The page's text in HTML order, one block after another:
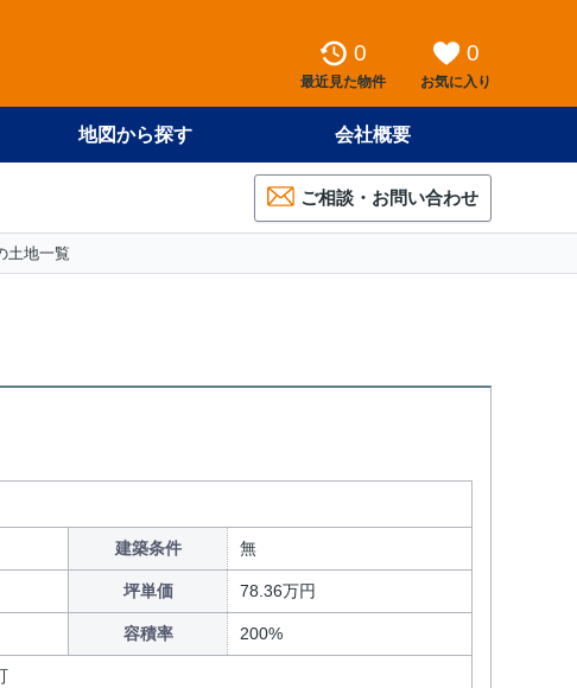
0
最近見た物件
0
お気に入り
地図から探す 会社概要
ご相談・お問い合わせ
土地一覧
建築条件 無
坪単価 78.36万円
容積率 200%